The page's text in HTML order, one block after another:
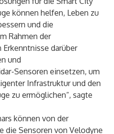
können helfen, Leben zu
und die
Rahmen der
darüber
und
Sensoren einsetzen, um
Infrastruktur und den
zu ermöglichen“, sagte
können von der
die Sensoren von Velodyne